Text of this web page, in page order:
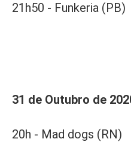
21h50 - Funkeria (PB)
31 de Outubro de
20h - Mad dogs (RN)